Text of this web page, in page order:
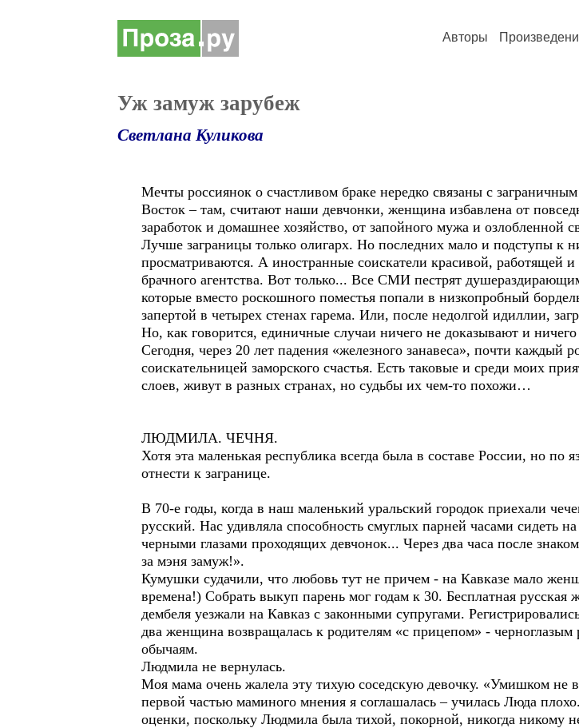
Авторы
Уж замуж зарубеж
Светлана Куликова
Мечты россиянок о счастливом браке нередко связаны с
Восток – там, считают наши девчонки, женщина избавлена от
заработок и домашнее хозяйство, от запойного мужа и озлобленной
Лучше заграницы только олигарх. Но последних мало и подступы
просматриваются. А иностранные соискатели красивой, работящей
брачного агентства. Вот только... Все СМИ пестрят
которые вместо роскошного поместья попали в низкопробный
запертой в четырех стенах гарема. Или, после недолгой идиллии,
Но, как говорится, единичные случаи ничего не доказывают и
Сегодня, через 20 лет падения «железного занавеса», почти каждый
соискательницей заморского счастья. Есть таковые и среди моих
слоев, живут в разных странах, но судьбы их чем-то похожи…
ЛЮДМИЛА. ЧЕЧНЯ.
Хотя эта маленькая республика всегда была в составе России, но
отнести к загранице.
В 70-е годы, когда в наш маленький уральский городок приехали
русский. Нас удивляла способность смуглых парней часами сидеть
черными глазами проходящих девчонок... Через два часа после
за мэня замуж!».
Кумушки судачили, что любовь тут не причем - на Кавказе мало
времена!) Собрать выкуп парень мог годам к 30. Бесплатная
дембеля уезжали на Кавказ с законными супругами.
два женщина возвращалась к родителям «с прицепом» -
обычаям.
Людмила не вернулась.
Моя мама очень жалела эту тихую соседскую девочку. «Умишком не
первой частью маминого мнения я соглашалась – училась Люда
оценки, поскольку Людмила была тихой, покорной, никогда никому